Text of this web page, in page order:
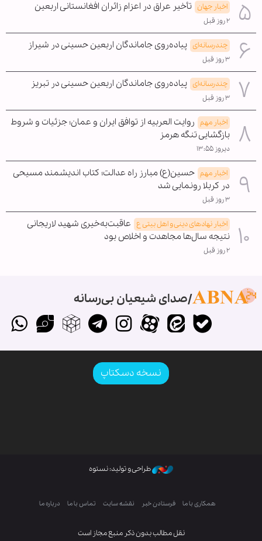
اخبار جهان تأخیر عراق در اعزام زائران افغانستانی اربعین
۲ روز قبل
چندرسانه‌ای پیاده‌روی جاماندگان اربعین حسینی در شیراز
۳ روز قبل
چندرسانه‌ای پیاده‌روی جاماندگان اربعین حسینی در تبریز
۳ روز قبل
اخبار مهم روایت العربیه از توافق ایران و عمان؛ جزئیات و شروط
بازگشایی تنگه هرمز
دیروز ۱۳:۵۵
اخبار مهم حسین(ع) مبارز راه عدالت؛ کتاب اندیشمند مسیحی
در کربلا رونمایی شد
۳ روز قبل
اخبار نهادهای دینی و اهل بیتی ع عاقبت‌به‌خیری شهید لاریجانی
نتیجه سال‌ها مجاهدت و اخلاص بود
۲ روز قبل
صدای شیعیان بی‌رسانه
نسخه دسکتاپ
نقل مطالب بدون ذکر منبع مجاز است
طراحی و تولید: نستوه
همکاری با ما فرستادن خبر نقشه سایت تماس با ما درباره ما